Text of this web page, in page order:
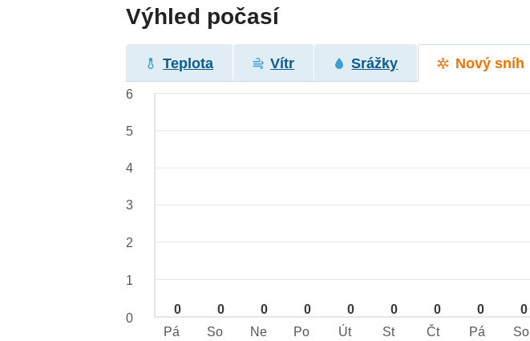
Výhled počasí
Teplota Vítr Srážky Nový sníh
0 0 0 0 0 0 0 0 0
6
5
4
3
2
1
0
Pá
So Ne Po Út St Čt Pá So